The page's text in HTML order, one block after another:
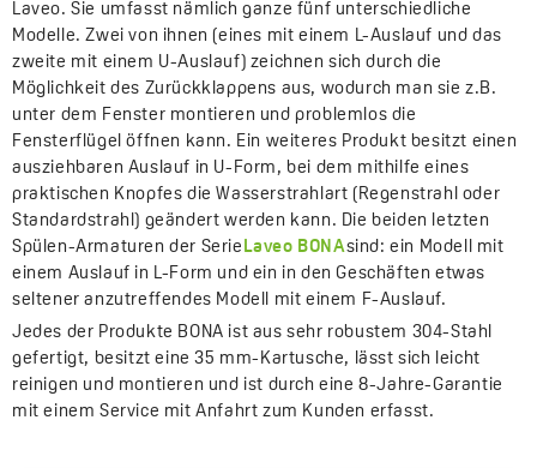
Laveo. Sie umfasst nämlich ganze fünf unterschiedliche
Modelle. Zwei von ihnen (eines mit einem L-Auslauf und das
zweite mit einem U-Auslauf) zeichnen sich durch die
Möglichkeit des Zurückklappens aus, wodurch man sie z.B.
unter dem Fenster montieren und problemlos die
Fensterflügel öffnen kann. Ein weiteres Produkt besitzt einen
ausziehbaren Auslauf in U-Form, bei dem mithilfe eines
praktischen Knopfes die Wasserstrahlart (Regenstrahl oder
Standardstrahl) geändert werden kann. Die beiden letzten
Spülen-Armaturen der Serie Laveo BONAsind: ein Modell mit
einem Auslauf in L-Form und ein in den Geschäften etwas
seltener anzutreffendes Modell mit einem F-Auslauf.
Jedes der Produkte BONA ist aus sehr robustem 304-Stahl
gefertigt, besitzt eine 35 mm-Kartusche, lässt sich leicht
reinigen und montieren und ist durch eine 8-Jahre-Garantie
mit einem Service mit Anfahrt zum Kunden erfasst.